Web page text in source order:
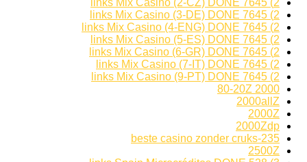
2) 7645 links Mix Casino (2-CZ) DONE
2) 7645 links Mix Casino (3-DE) DONE
2) 7645 links Mix Casino (4-ENG) DONE
2) 7645 links Mix Casino (5-ES) DONE
2) 7645 links Mix Casino (6-GR) DONE
2) 7645 links Mix Casino (7-IT) DONE
2) 7645 links Mix Casino (9-PT) DONE
2000 80-20Z
2000allZ
2000Z
2000Zdp
235-beste casino zonder cruks
2500Z